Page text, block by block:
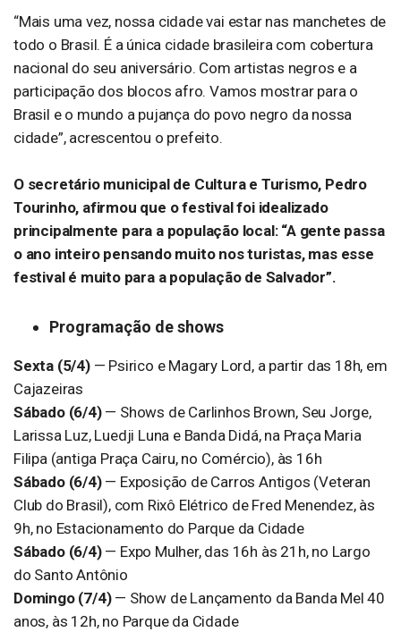
“Mais uma vez, nossa cidade vai estar nas manchetes de
todo o Brasil. É a única cidade brasileira com cobertura
nacional do seu aniversário. Com artistas negros e a
participação dos blocos afro. Vamos mostrar para o
Brasil e o mundo a pujança do povo negro da nossa
cidade”, acrescentou o prefeito.
O secretário municipal de Cultura e Turismo, Pedro
Tourinho, afirmou que o festival foi idealizado
principalmente para a população local: “A gente passa
o ano inteiro pensando muito nos turistas, mas esse
festival é muito para a população de Salvador”.
Programação de shows
Sexta (5/4) — Psirico e Magary Lord, a partir das 18h, em
Cajazeiras
Sábado (6/4) — Shows de Carlinhos Brown, Seu Jorge,
Larissa Luz, Luedji Luna e Banda Didá, na Praça Maria
Filipa (antiga Praça Cairu, no Comércio), às 16h
Sábado (6/4) — Exposição de Carros Antigos (Veteran
Club do Brasil), com Rixô Elétrico de Fred Menendez, às
9h, no Estacionamento do Parque da Cidade
Sábado (6/4) — Expo Mulher, das 16h às 21h, no Largo
do Santo Antônio
Domingo (7/4)— Show de Lançamento da Banda Mel 40
anos, às 12h, no Parque da Cidade